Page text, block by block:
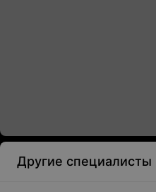
Другие специалисты